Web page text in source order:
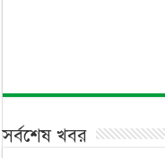
সর্বশেষ খবর